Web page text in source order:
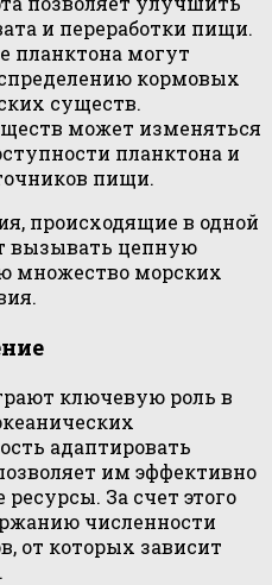
и переработки пищи.
планктона могут
кормовых
существ.
может изменяться
планктона и
пищи.
происходящие в одной
вызывать цепную
множество морских
ключевую роль в
адаптировать
им эффективно
За счет этого
численности
от которых зависит